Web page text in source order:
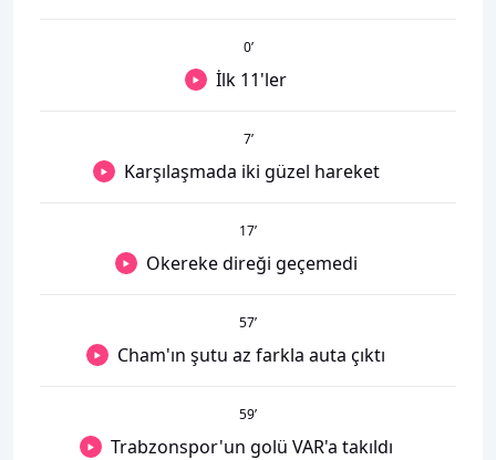
0’
İlk 11'ler
7’
Karşılaşmada iki güzel hareket
17’
Okereke direği geçemedi
57’
Cham'ın şutu az farkla auta çıktı
59’
Trabzonspor'un golü VAR'a takıldı